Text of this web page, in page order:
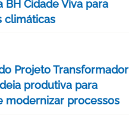
BH Cidade Viva para
climáticas
Projeto Transformador
produtiva para
modernizar processos